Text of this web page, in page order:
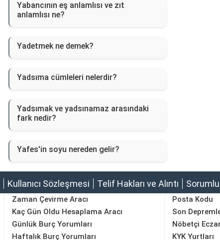
Yabancının eş anlamlısı ve zıt
anlamlısı ne?
Yadetmek ne demek?
Yadsıma cümleleri nelerdir?
Yadsımak ve yadsınamaz arasındaki
fark nedir?
Yafes'in soyu nereden gelir?
Kullanıcı Sözleşmesi Telif Hakları ve Alıntı
Zaman Çevirme Aracı
Kaç Gün Oldu Hesaplama Aracı
Günlük Burç Yorumları
Haftalık Burç Yorumları
Posta Kodu
Son
Nöbetçi
KYK Yurtları